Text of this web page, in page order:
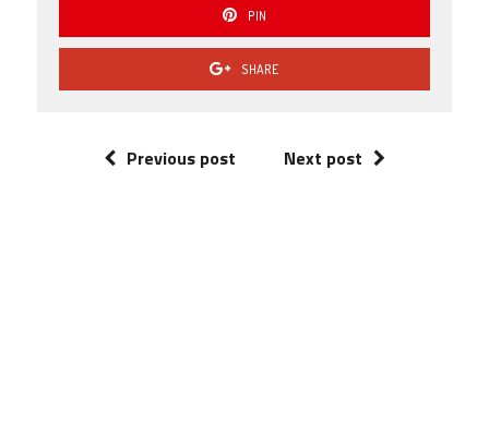
PIN
SHARE
Previous post Next post